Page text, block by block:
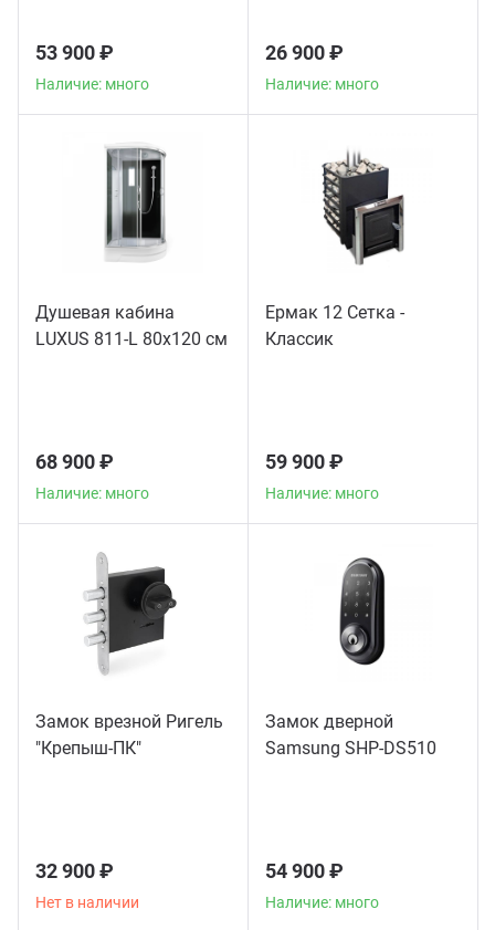
53 900 ₽
Наличие: много
26 900 ₽
Наличие: много
Душевая кабина
LUXUS 811-L 80х120 см
68 900 ₽
Наличие: много
Ермак 12 Сетка -
Классик
59 900 ₽
Наличие: много
Замок врезной Ригель
"Крепыш-ПК"
32 900 ₽
Нет в наличии
Замок дверной
Samsung SHP-DS510
54 900 ₽
Наличие: много